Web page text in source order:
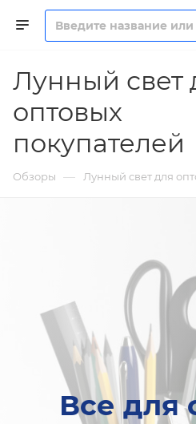
Лунный свет
оптовых
покупателей
Обзоры — Лунный свет для
Все для